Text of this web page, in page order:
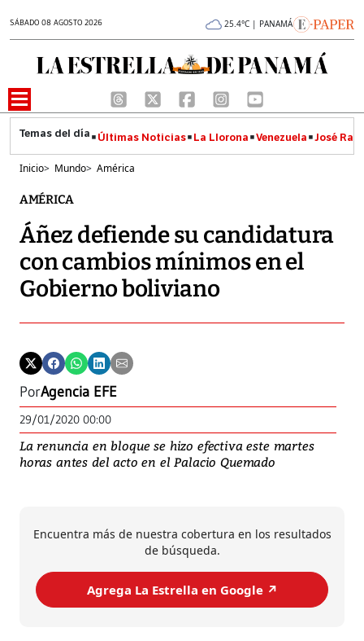
SÁBADO 08 AGOSTO 2026 25.4°C | PANAMÁ
Últimas Noticias La Llorona Venezuela José
Inicio> Mundo> América
AMÉRICA
Áñez defiende su candidatura
con cambios mínimos en el
Gobierno boliviano
PorAgencia EFE
29/01/2020 00:00
La renuncia en bloque se hizo efectiva este martes
horas antes del acto en el Palacio Quemado
Encuentra más de nuestra cobertura en los resultados
de búsqueda.
Agrega La Estrella en Google ↗️